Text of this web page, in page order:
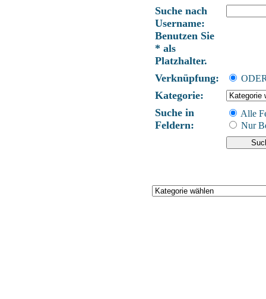
Suche nach
Username:
Benutzen Sie
* als
Platzhalter.
Verknüpfung:
Kategorie:
Suche in
Feldern:
Alle
Nur